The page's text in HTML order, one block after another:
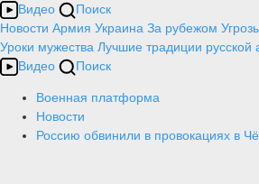
Видео
Поиск
Новости Армия Украина За рубежом
Уроки мужества Лучшие традиции русской
Видео
Поиск
Военная платформа
Новости
Россию обвинили в провокациях в